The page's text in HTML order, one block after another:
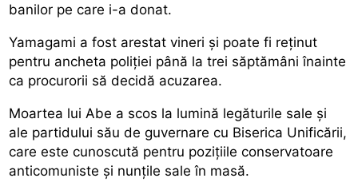
banilor pe care i-a donat.
Yamagami a fost arestat vineri şi poate fi reţinut
pentru ancheta poliţiei până la trei săptămâni înainte
ca procurorii să decidă acuzarea.
Moartea lui Abe a scos la lumină legăturile sale şi
ale partidului său de guvernare cu Biserica Unificării,
care este cunoscută pentru poziţiile conservatoare
anticomuniste şi nunţile sale în masă.